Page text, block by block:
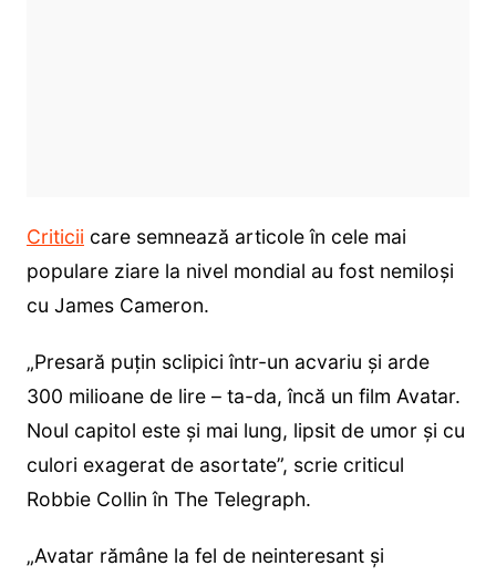
Criticii care semnează articole în cele mai
populare ziare la nivel mondial au fost nemiloși
cu James Cameron.
„Presară puțin sclipici într-un acvariu și arde
300 milioane de lire – ta-da, încă un film Avatar.
Noul capitol este și mai lung, lipsit de umor și cu
culori exagerat de asortate”, scrie criticul
Robbie Collin în The Telegraph.
„Avatar rămâne la fel de neinteresant și